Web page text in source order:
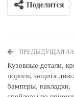
Поделится
ПРЕДЫДУЩАЯ
Кузовные детали,
пороги, защита
бамперы, накладки,